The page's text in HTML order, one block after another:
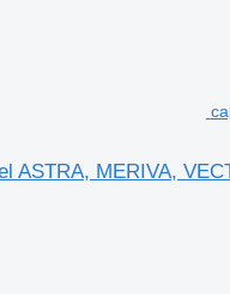
ASTRA, MERIVA,